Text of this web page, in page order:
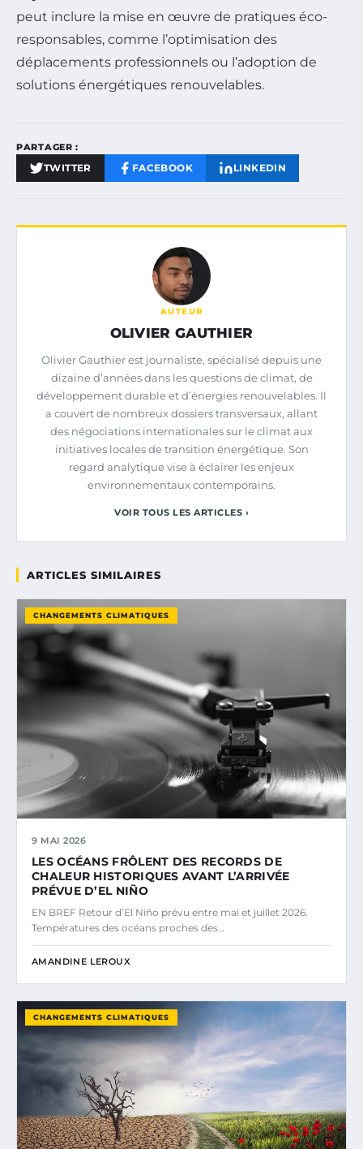
peut inclure la mise en œuvre de pratiques éco-
responsables, comme l’optimisation des
déplacements professionnels ou l’adoption de
solutions énergétiques renouvelables.
PARTAGER :
TWITTER FACEBOOK LINKEDIN
AUTEUR
OLIVIER GAUTHIER
Olivier Gauthier est journaliste, spécialisé depuis une
dizaine d’années dans les questions de climat, de
développement durable et d’énergies renouvelables. Il
a couvert de nombreux dossiers transversaux, allant
des négociations internationales sur le climat aux
initiatives locales de transition énergétique. Son
regard analytique vise à éclairer les enjeux
environnementaux contemporains.
VOIR TOUS LES ARTICLES ›
ARTICLES SIMILAIRES
CHANGEMENTS CLIMATIQUES
9 MAI 2026
LES OCÉANS FRÔLENT DES RECORDS DE
CHALEUR HISTORIQUES AVANT L’ARRIVÉE
PRÉVUE D’EL NIÑO
EN BREF Retour d’El Niño prévu entre mai et juillet 2026.
Températures des océans proches des…
AMANDINE LEROUX
CHANGEMENTS CLIMATIQUES